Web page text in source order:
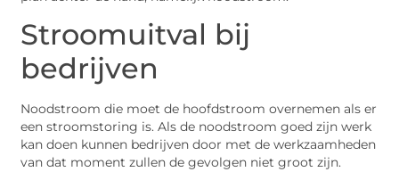
Stroomuitval bij
bedrijven
Noodstroom die moet de hoofdstroom overnemen als er
een stroomstoring is. Als de noodstroom goed zijn werk
kan doen kunnen bedrijven door met de werkzaamheden
van dat moment zullen de gevolgen niet groot zijn.